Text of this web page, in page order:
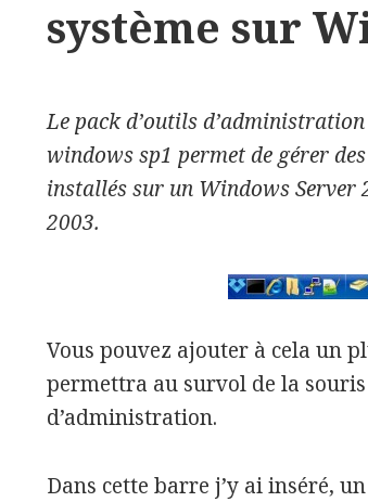
système sur
Le pack d’outils
windows sp1 permet de gérer
installés sur un Windows Server
2003.
Vous pouvez ajouter à cela un
permettra au survol de la
d’administration.
Dans cette barre j’y ai inséré, un